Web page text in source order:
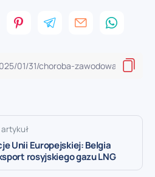
Unii Europejskiej: Belgia
rosyjskiego gazu LNG